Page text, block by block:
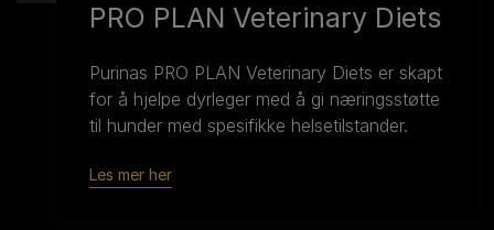
PRO PLAN Veterinary Diets
Purinas PRO PLAN Veterinary Diets er skapt
for å hjelpe dyrleger med å gi næringsstøtte
til hunder med spesifikke helsetilstander.
Les mer her